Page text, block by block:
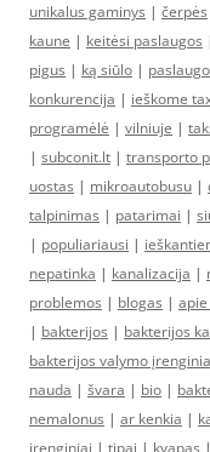
unikalus gaminys | čerpės
kaune | keitėsi paslaugos
pigus | ką siūlo |
konkurencija | ieškome
programėlė | vilniuje |
| subconit.lt | transporto
uostas | mikroautobusu |
talpinimas | patarimai |
| populiariausi |
nepatinka | kanalizacija |
problemos | blogas |
| bakterijos | bakterijos
bakterijos valymo
nauda | švara | bio |
nemalonus | ar kenkia |